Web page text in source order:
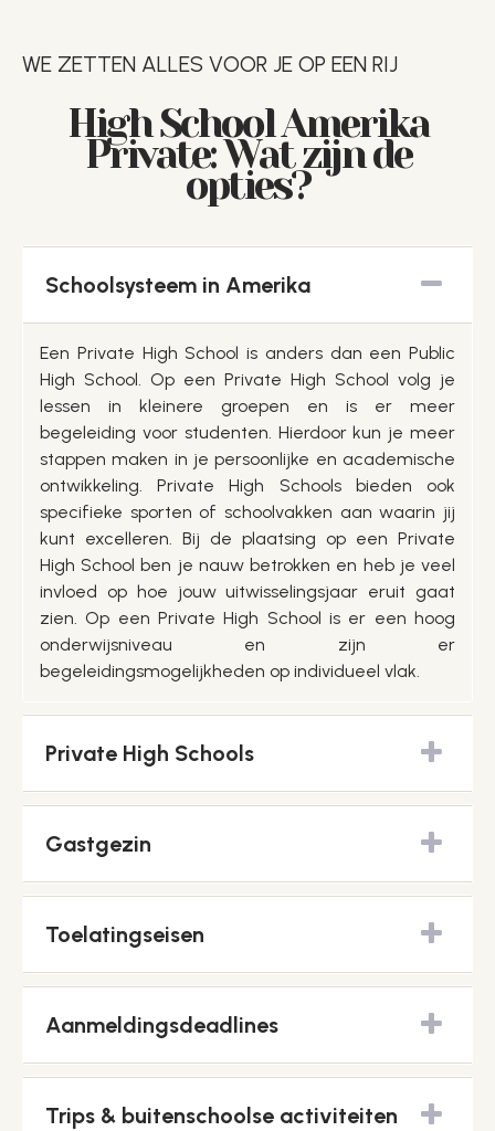
WE ZETTEN ALLES VOOR JE OP EEN RIJ
High School Amerika
Private: Wat zijn de
opties?
Schoolsysteem in Amerika
Een Private High School is anders dan een Public
High School. Op een Private High School volg je
lessen in kleinere groepen en is er meer
begeleiding voor studenten. Hierdoor kun je meer
stappen maken in je persoonlijke en academische
ontwikkeling. Private High Schools bieden ook
specifieke sporten of schoolvakken aan waarin jij
kunt excelleren. Bij de plaatsing op een Private
High School ben je nauw betrokken en heb je veel
invloed op hoe jouw uitwisselingsjaar eruit gaat
zien. Op een Private High School is er een hoog
onderwijsniveau en zijn er
begeleidingsmogelijkheden op individueel vlak.
Private High Schools
Gastgezin
Toelatingseisen
Aanmeldingsdeadlines
Trips & buitenschoolse activiteiten